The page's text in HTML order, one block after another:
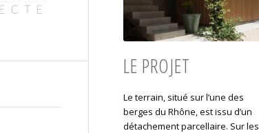
LE PROJET
Le terrain, situé sur l’une des
berges du Rhône, est issu d’un
détachement parcellaire. Sur les